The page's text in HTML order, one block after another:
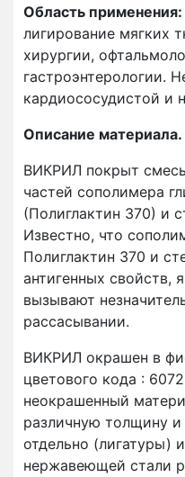
Область применения:
лигирование мягких
хирургии,
гастроэнтерологии.
кардиососудистой и
Описание материала.
ВИКРИЛ покрыт
частей сополимера
(Полиглактин 370) и
Известно, что
Полиглактин 370 и
антигенных свойств,
вызывают
рассасывании.
ВИКРИЛ окрашен в
цветового кода :
неокрашенный
различную толщину и
отдельно (лигатуры)
нержавеющей стали